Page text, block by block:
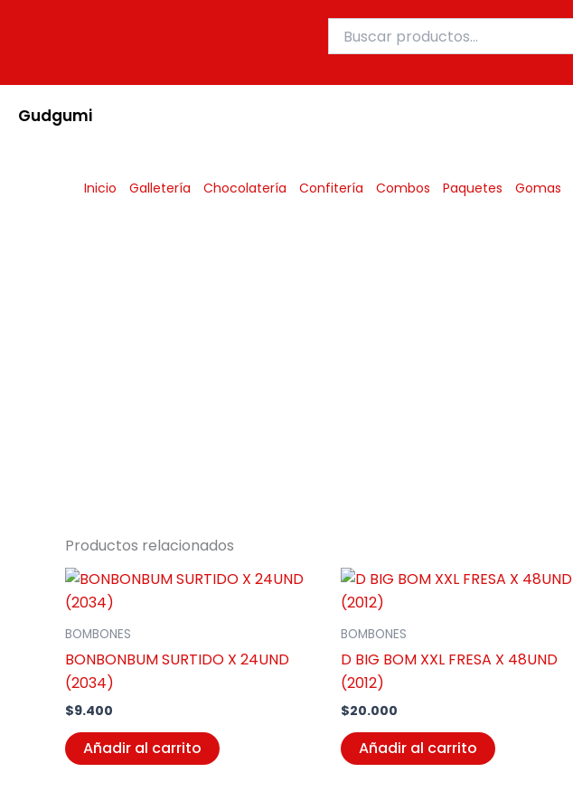
por:
Gudgumi
Inicio Galletería Chocolatería Confitería Combos Paquetes Gomas
Productos relacionados
BOMBONES
BONBONBUM SURTIDO X 24UND
(2034)
$9.400
Añadir al carrito
BOMBONES
D BIG BOM XXL FRESA X 48UND
(2012)
$20.000
Añadir al carrito